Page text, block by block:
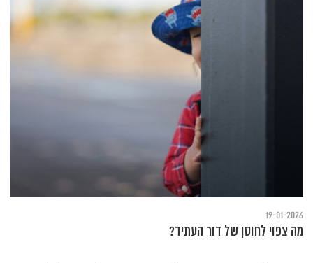
19-01-2026
מה צפוי לחוסן של דור העתיד?